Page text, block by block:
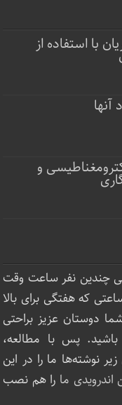
با استفاده از
آنها
و
چندین نفر ساعت‌ وقت
که هفتگی برای بالا
دوستان عزیز براحتی
پس با مطالعه،
نوشته‌‌ها ما را در این
اندرویدی ما را هم نصب